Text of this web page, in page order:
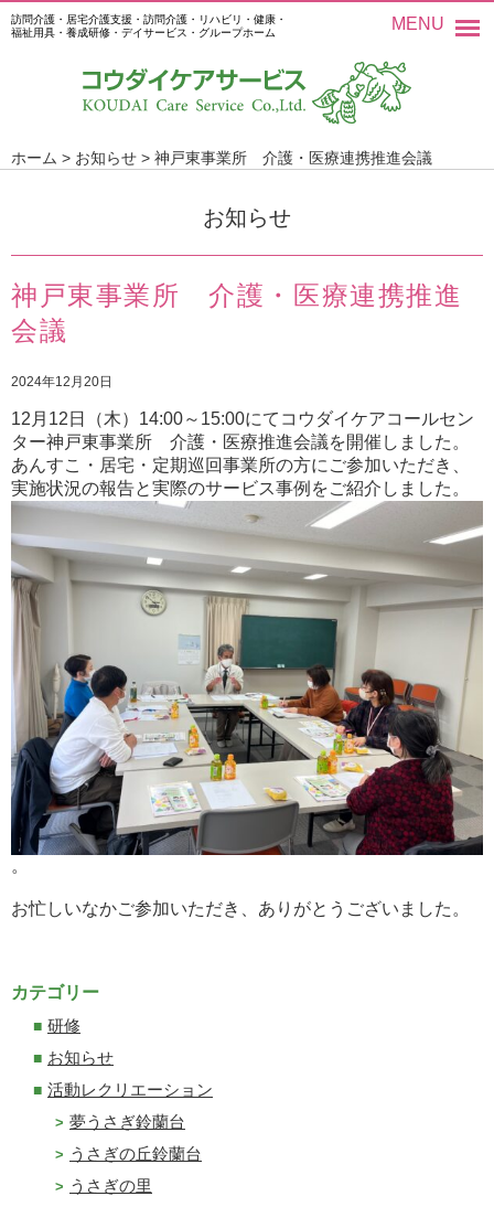
訪問介護・居宅介護支援・訪問介護・リハビリ・健康・
福祉用具・養成研修・デイサービス・グループホーム
MENU
ホーム > お知らせ > 神戸東事業所 介護・医療連携推進会議
お知らせ
神戸東事業所 介護・医療連携推進
会議
2024年12月20日
12月12日（木）14:00～15:00にてコウダイケアコールセン
ター神戸東事業所 介護・医療推進会議を開催しました。
あんすこ・居宅・定期巡回事業所の方にご参加いただき、
実施状況の報告と実際のサービス事例をご紹介しました。
。
お忙しいなかご参加いただき、ありがとうございました。
カテゴリー
研修
お知らせ
活動レクリエーション
夢うさぎ鈴蘭台
うさぎの丘鈴蘭台
うさぎの里